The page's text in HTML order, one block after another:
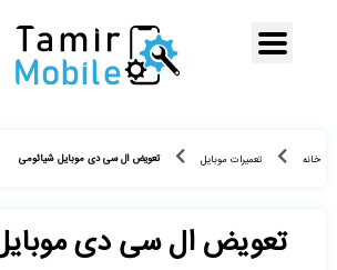
خانه تعمیرات موبایل تعویض ال سی دی موبایل شیائومی
تعویض ال سی دی